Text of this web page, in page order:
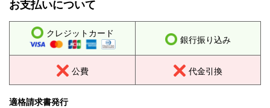
お支払いについて
クレジットカード
銀行振り込み
公費 代金引換
適格請求書発行